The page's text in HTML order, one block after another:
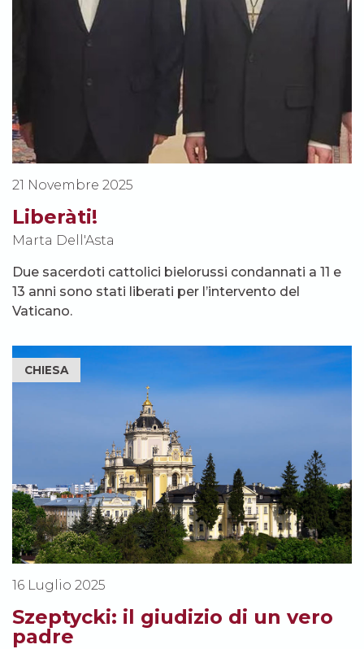
21 Novembre 2025
Liberàti!
Marta Dell'Asta
Due sacerdoti cattolici bielorussi condannati a 11 e
13 anni sono stati liberati per l’intervento del
Vaticano.
CHIESA
16 Luglio 2025
Szeptycki: il giudizio di un vero
padre